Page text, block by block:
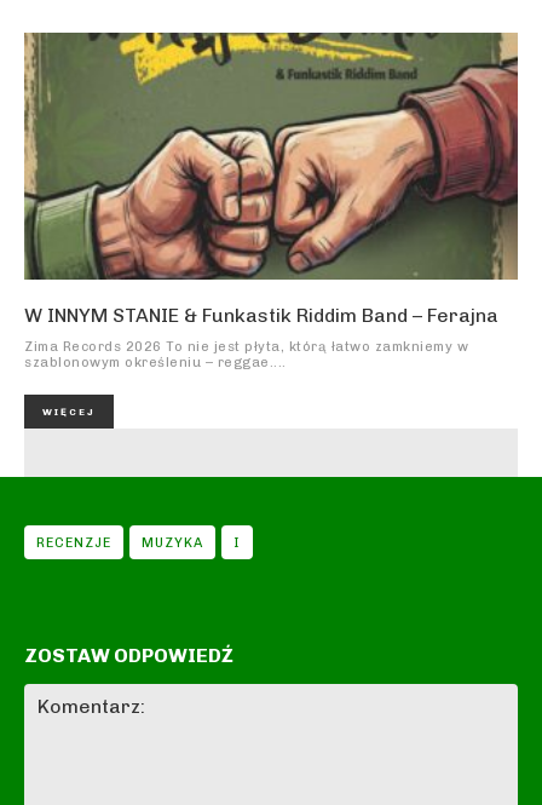
W INNYM STANIE & Funkastik Riddim Band – Ferajna
Zima Records 2026 To nie jest płyta, którą łatwo zamkniemy w
szablonowym określeniu – reggae....
WIĘCEJ
RECENZJE MUZYKA I
ZOSTAW ODPOWIEDŹ